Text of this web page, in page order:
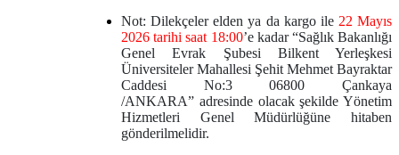
Not: Dilekçeler elden ya da kargo ile 22 Mayıs
2026 tarihi saat 18:00’e kadar “Sağlık Bakanlığı
Genel Evrak Şubesi Bilkent Yerleşkesi
Üniversiteler Mahallesi Şehit Mehmet Bayraktar
Caddesi No:3 06800 Çankaya
/ANKARA” adresinde olacak şekilde Yönetim
Hizmetleri Genel Müdürlüğüne hitaben
gönderilmelidir.